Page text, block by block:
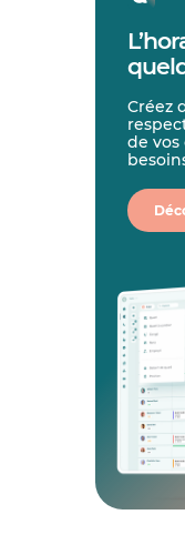
Créez
de vos